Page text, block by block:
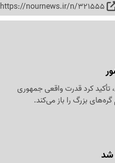
https://nournews.ir/n/321555
کرد قدرت واقعی جمهوری
بزرگ را باز می‌کند.
شد